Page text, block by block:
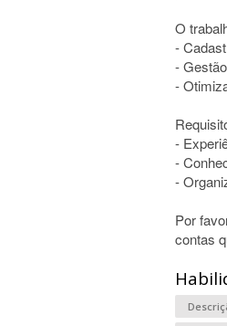
O
-
-
-
-
-
-
Por
contas